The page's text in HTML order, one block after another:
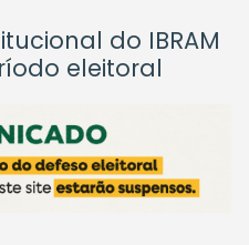
do IBRAM
eleitoral